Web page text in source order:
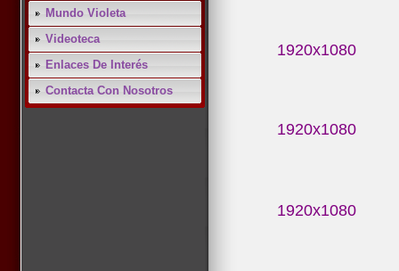
Mundo Violeta
Videoteca
Enlaces De Interés
Contacta Con Nosotros